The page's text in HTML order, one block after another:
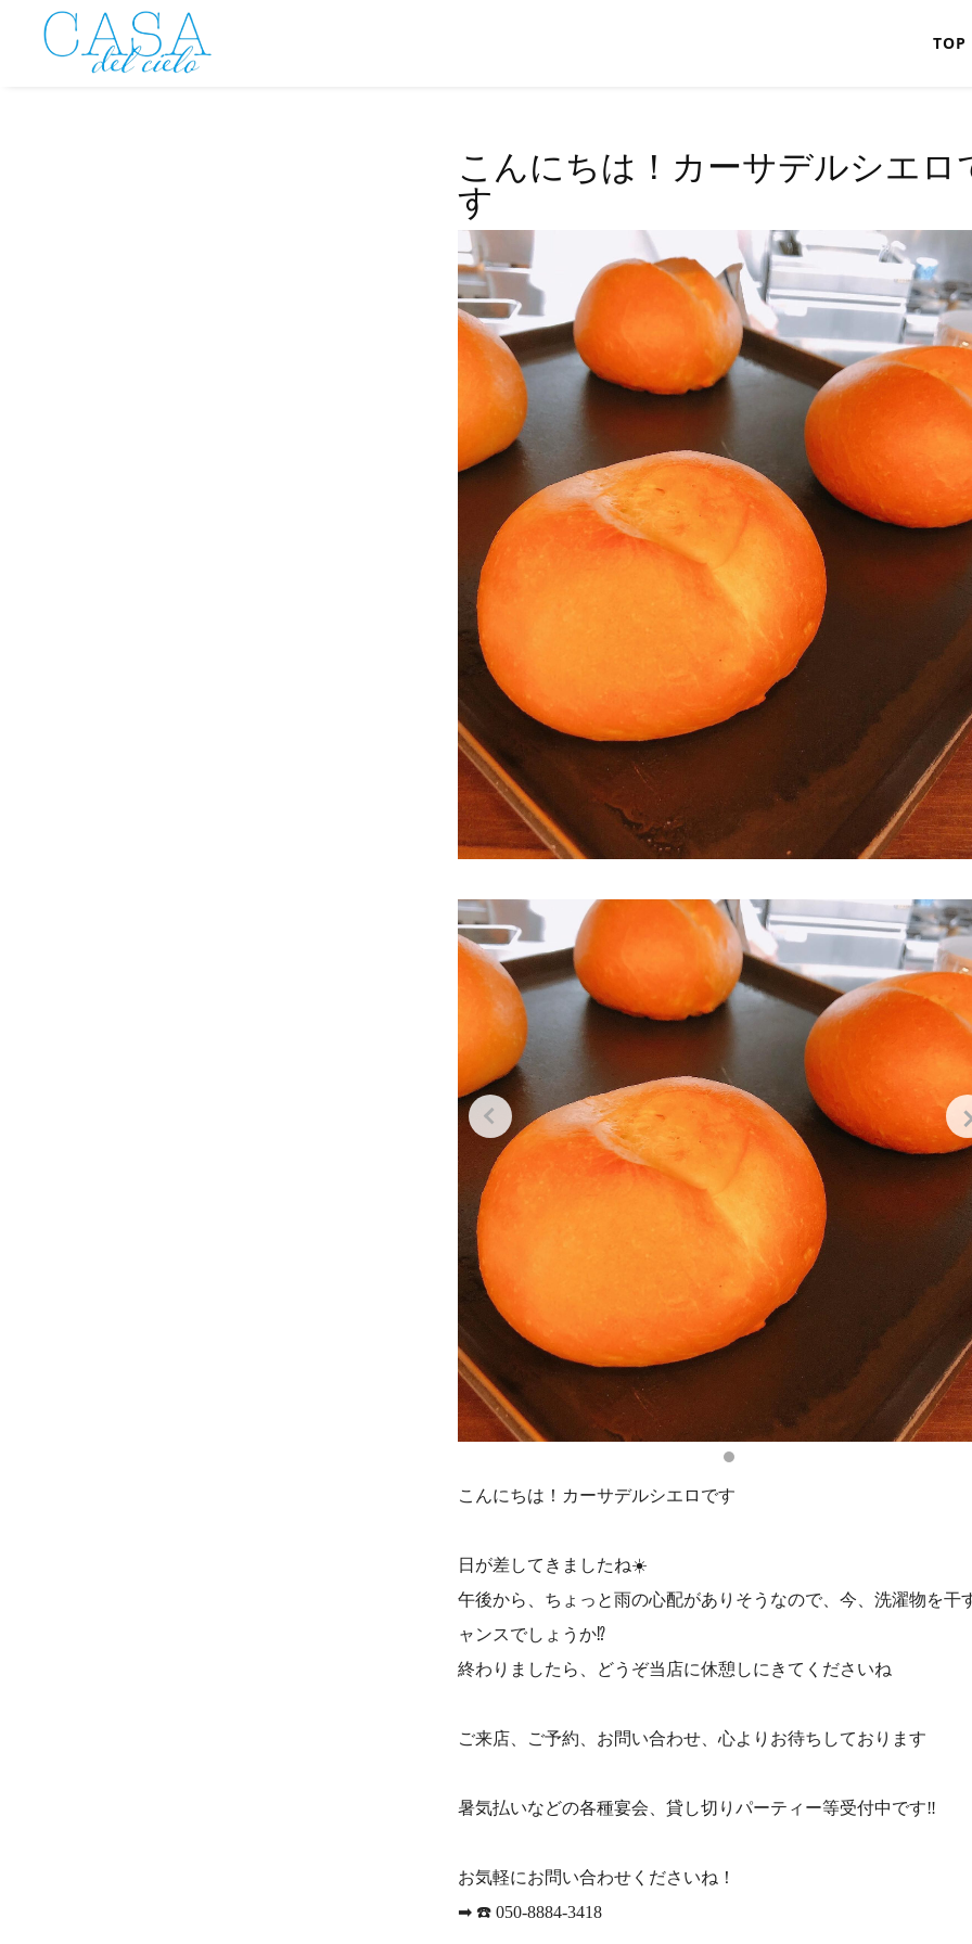
TOP
こんにちは！カーサデルシエロ
す
こんにちは！カーサデルシエロです
日が差してきましたね☀️
午後から、ちょっと雨の心配がありそうなので、今、洗濯物を干
ャンスでしょうか⁉️
終わりましたら、どうぞ当店に休憩しにきてくださいね
ご来店、ご予約、お問い合わせ、心よりお待ちしております
暑気払いなどの各種宴会、貸し切りパーティー等受付中です‼️
お気軽にお問い合わせくださいね！
➡︎ ☎️ 050-8884-3418